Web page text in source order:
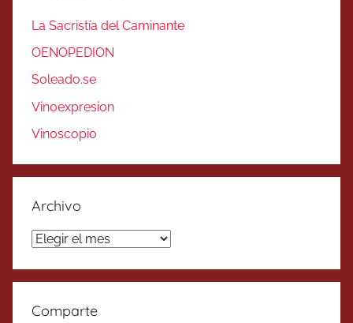
La Sacristía del Caminante
OENOPEDION
Soleado.se
Vinoexpresion
Vinoscopio
Archivo
Archivo
Comparte